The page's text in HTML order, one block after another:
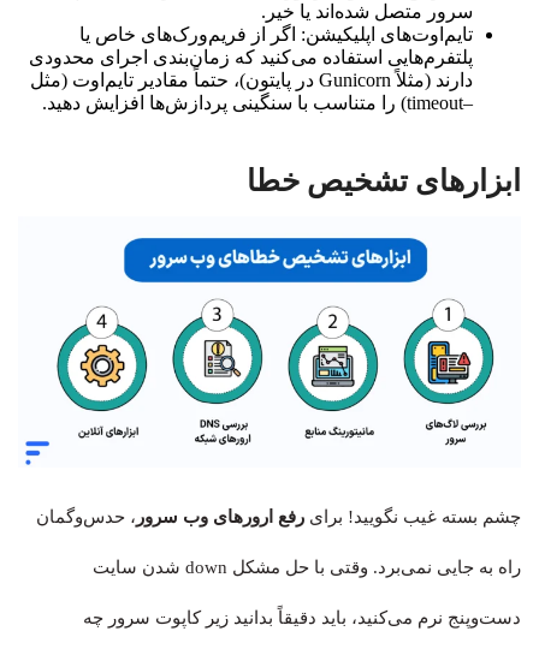
سرور متصل شده‌اند یا خیر.
تایم‌اوت‌های اپلیکیشن: اگر از فریم‌ورک‌های خاص یا
پلتفرم‌هایی استفاده می‌کنید که زمان‌بندی اجرای محدودی
دارند (مثلاً Gunicorn در پایتون)، حتماً مقادیر تایم‌اوت (مثل
–timeout) را متناسب با سنگینی پردازش‌ها افزایش دهید.
ابزارهای تشخیص خطا
چشم بسته غیب نگویید!‌ برای رفع ارورهای وب سرور ، حدس‌وگمان
راه به جایی نمی‌برد. وقتی با حل مشکل down شدن سایت
دست‌وپنج نرم می‌کنید، باید دقیقاً بدانید زیر کاپوت سرور چه